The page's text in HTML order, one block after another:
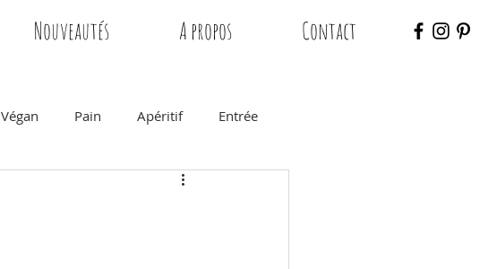
Nouveautés A propos Contact
Végan Pain Apéritif Entrée
Chocolat